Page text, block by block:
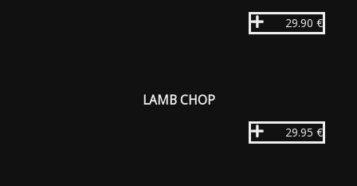
29.90 €
LAMB CHOP
29.95 €